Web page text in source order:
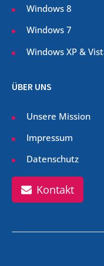
Windows 8
Windows 7
Windows XP &
ÜBER UNS
Unsere Mission
Impressum
Datenschutz
Kontakt